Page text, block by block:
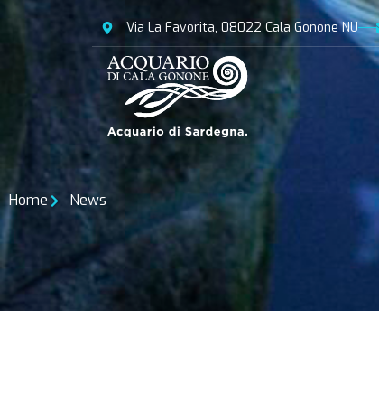
Via La Favorita, 08022 Cala Gonone NU
Home News